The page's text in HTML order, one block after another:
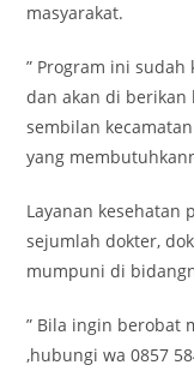
masyarakat.
” Program ini
dan akan di
sembilan
yang
Layanan kesehatan
sejumlah dokter,
mumpuni di
” Bila ingin berobat
,hubungi wa 0857